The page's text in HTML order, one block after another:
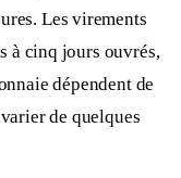
Les virements
à cinq jours ouvrés,
dépendent de
de quelques